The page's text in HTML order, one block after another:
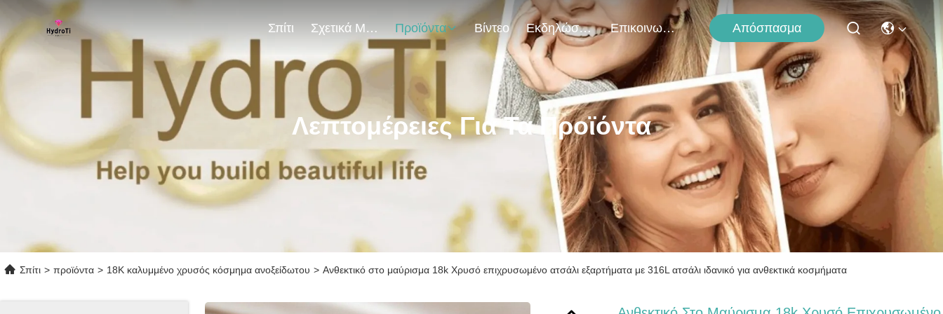
Σπίτι Σχετικά Με Εμάς Προϊόντα Βίντεο Εκδηλώσεις Επικοινωνήστε Μαζί Μας Απόσπασμα
Λεπτομέρειες Για Τα Προϊόντα
Σπίτι > προϊόντα > 18K καλυμμένο χρυσός κόσμημα ανοξείδωτου > Ανθεκτικό στο μαύρισμα 18k Χρυσό επιχρυσωμένο ατσάλι εξαρτήματα με 316L ατσάλι ιδανικό για ανθεκτικά κοσμήματα